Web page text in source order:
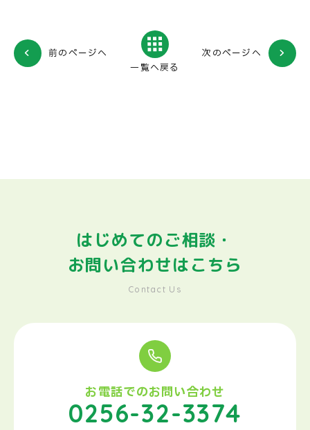
前のページへ
一覧へ戻る
次のページへ
はじめてのご相談・
お問い合わせはこちら
Contact Us
お電話でのお問い合わせ
0256-32-3374